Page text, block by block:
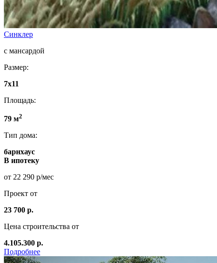
Синклер
с мансардой
Размер:
7х11
Площадь:
79 м2
Тип дома:
барнхаус
В ипотеку
от 22 290 р/мес
Проект от
23 700 р.
Цена строительства от
4.105.300 р.
Подробнее